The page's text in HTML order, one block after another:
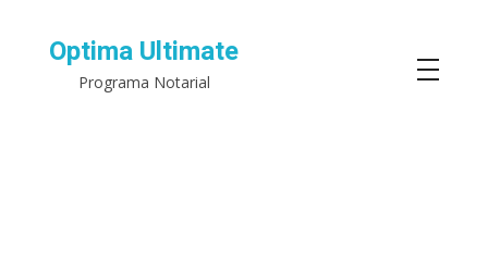
Optima Ultimate
Programa Notarial